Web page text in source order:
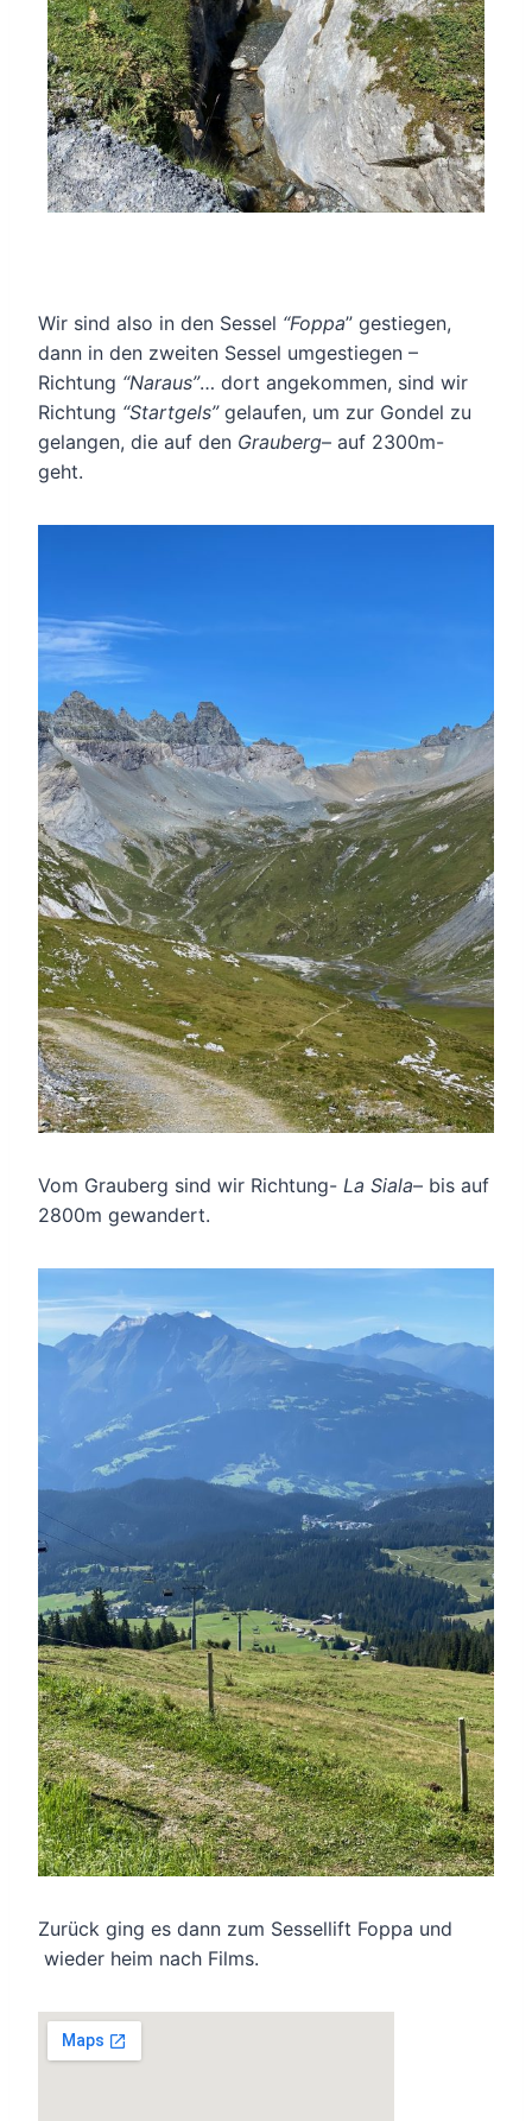
Wir sind also in den Sessel “Foppa” gestiegen,
dann in den zweiten Sessel umgestiegen –
Richtung “Naraus”… dort angekommen, sind wir
Richtung “Startgels”gelaufen, um zur Gondel zu
gelangen, die auf den Grauberg– auf 2300m-
geht.
Vom Grauberg sind wir Richtung- La Siala– bis auf
2800m gewandert.
Zurück ging es dann zum Sessellift Foppa und
wieder heim nach Films.